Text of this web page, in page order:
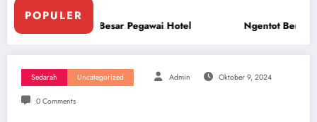
POPULER
Ngentot Bersama Perawan Montok Berjilbab Ngentot
Sedarah Uncategorized Admin Oktober 9, 2024
0 Comments